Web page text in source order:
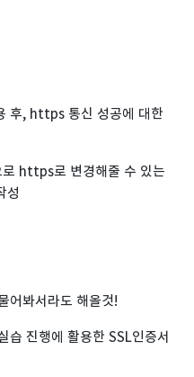
후, https 통신 성공에 대한
https로 변경해줄 수 있는
성
어봐서라도 해올것!
진행에 활용한 SSL인증서